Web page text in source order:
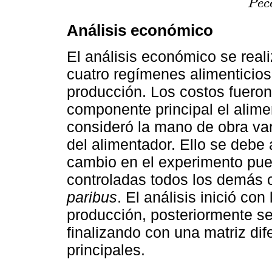
Pec
Análisis económico
El análisis económico se
cuatro regímenes
producción. Los costos
componente principal el
consideró la mano de obra
del alimentador. Ello se
cambio en el experimento
controladas todos los
paribus. El análisis inició con
producción, posteriormente
finalizando con una matriz
principales.